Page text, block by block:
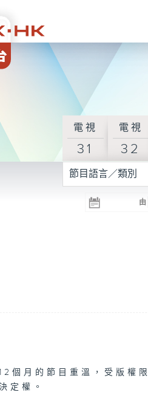
電視
31
電視
32
節目語言／類別
由
個月的節目重溫，受版權
定權。